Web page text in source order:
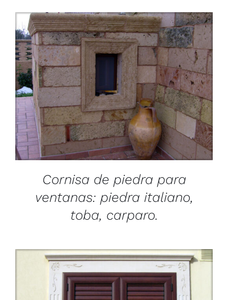
DETAILS
Cornisa de piedra para
ventanas: piedra italiano,
toba, carparo.